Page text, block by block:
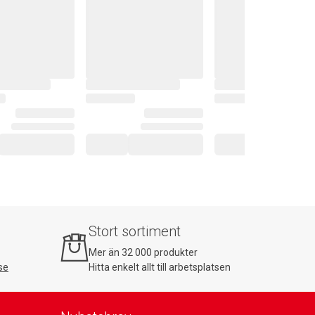
Stort sortiment
Mer än 32 000 produkter
Hitta enkelt allt till arbetsplatsen